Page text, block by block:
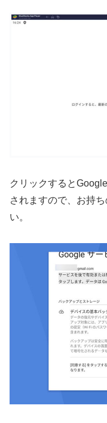
クリックすると
されますので、お持
い。